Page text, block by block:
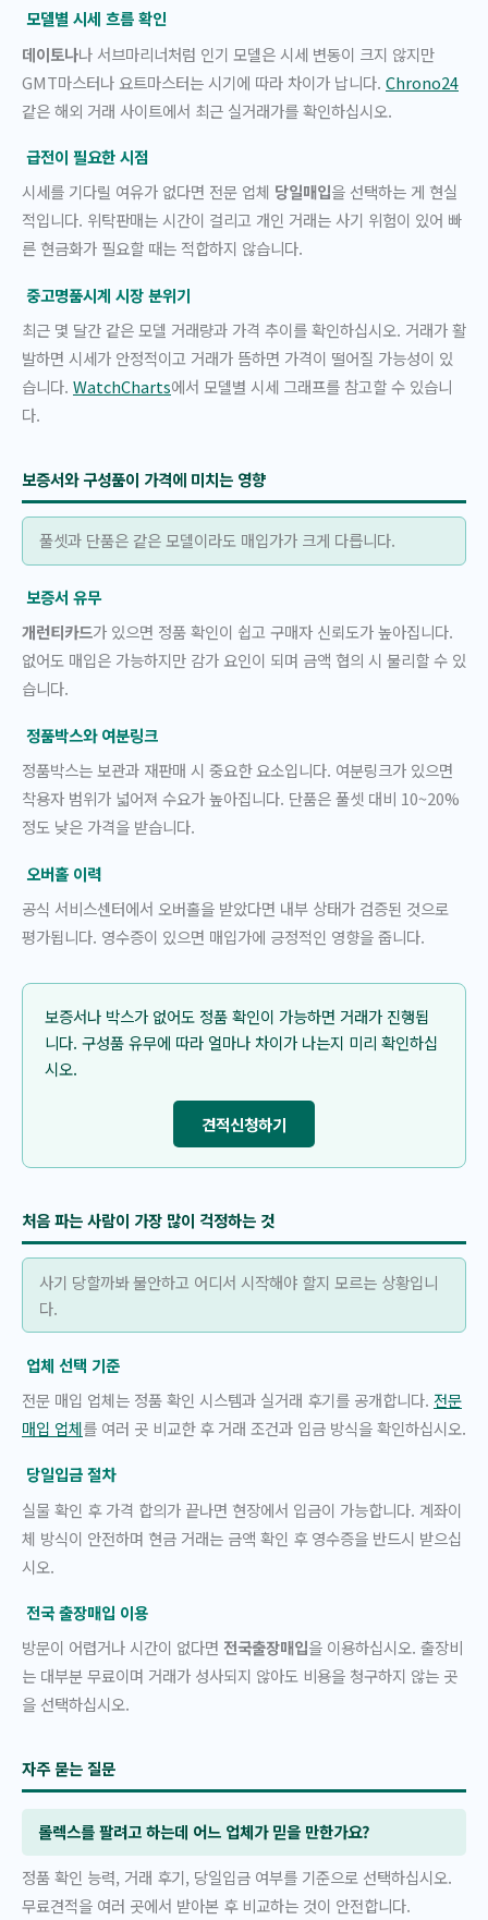
모델별 시세 흐름 확인
데이토나나 서브마리너처럼 인기 모델은 시세 변동이 크지 않지만
GMT마스터나 요트마스터는 시기에 따라 차이가 납니다. Chrono24
같은 해외 거래 사이트에서 최근 실거래가를 확인하십시오.
급전이 필요한 시점
시세를 기다릴 여유가 없다면 전문 업체 당일매입을 선택하는 게 현실
적입니다. 위탁판매는 시간이 걸리고 개인 거래는 사기 위험이 있어 빠
른 현금화가 필요할 때는 적합하지 않습니다.
중고명품시계 시장 분위기
최근 몇 달간 같은 모델 거래량과 가격 추이를 확인하십시오. 거래가 활
발하면 시세가 안정적이고 거래가 뜸하면 가격이 떨어질 가능성이 있
습니다. WatchCharts에서 모델별 시세 그래프를 참고할 수 있습니
다.
보증서와 구성품이 가격에 미치는 영향
풀셋과 단품은 같은 모델이라도 매입가가 크게 다릅니다.
보증서 유무
개런티카드가 있으면 정품 확인이 쉽고 구매자 신뢰도가 높아집니다.
없어도 매입은 가능하지만 감가 요인이 되며 금액 협의 시 불리할 수 있
습니다.
정품박스와 여분링크
정품박스는 보관과 재판매 시 중요한 요소입니다. 여분링크가 있으면
착용자 범위가 넓어져 수요가 높아집니다. 단품은 풀셋 대비 10~20%
정도 낮은 가격을 받습니다.
오버홀 이력
공식 서비스센터에서 오버홀을 받았다면 내부 상태가 검증된 것으로
평가됩니다. 영수증이 있으면 매입가에 긍정적인 영향을 줍니다.
보증서나 박스가 없어도 정품 확인이 가능하면 거래가 진행됩
니다. 구성품 유무에 따라 얼마나 차이가 나는지 미리 확인하십
시오.
견적신청하기
처음 파는 사람이 가장 많이 걱정하는 것
사기 당할까봐 불안하고 어디서 시작해야 할지 모르는 상황입니
다.
업체 선택 기준
전문 매입 업체는 정품 확인 시스템과 실거래 후기를 공개합니다. 전문
매입 업체를 여러 곳 비교한 후 거래 조건과 입금 방식을 확인하십시오.
당일입금 절차
실물 확인 후 가격 합의가 끝나면 현장에서 입금이 가능합니다. 계좌이
체 방식이 안전하며 현금 거래는 금액 확인 후 영수증을 반드시 받으십
시오.
전국 출장매입 이용
방문이 어렵거나 시간이 없다면 전국출장매입을 이용하십시오. 출장비
는 대부분 무료이며 거래가 성사되지 않아도 비용을 청구하지 않는 곳
을 선택하십시오.
자주 묻는 질문
롤렉스를 팔려고 하는데 어느 업체가 믿을 만한가요?
정품 확인 능력, 거래 후기, 당일입금 여부를 기준으로 선택하십시오.
무료견적을 여러 곳에서 받아본 후 비교하는 것이 안전합니다.